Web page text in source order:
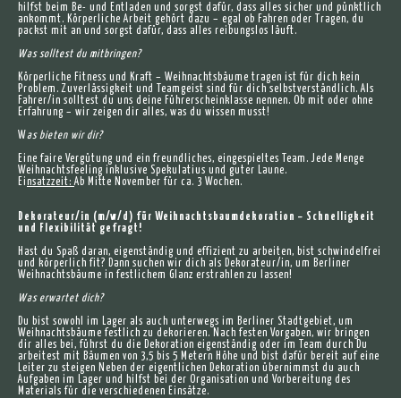
hilfst beim Be- und Entladen und sorgst dafür, dass alles sicher und pünktlich
ankommt. Körperliche Arbeit gehört dazu – egal ob Fahren oder Tragen, du
packst mit an und sorgst dafür, dass alles reibungslos läuft.
Was solltest du mitbringen?
Körperliche Fitness und Kraft – Weihnachtsbäume tragen ist für dich kein
Problem. Zuverlässigkeit und Teamgeist sind für dich selbstverständlich. Als
Fahrer/in solltest du uns deine Führerscheinklasse nennen. Ob mit oder ohne
Erfahrung – wir zeigen dir alles, was du wissen musst!
Was bieten wir dir?
Eine faire Vergütung und ein freundliches, eingespieltes Team. Jede Menge
Weihnachtsfeeling inklusive Spekulatius und guter Laune.
Einsatzzeit:Ab Mitte November für ca. 3 Wochen.
Dekorateur/in (m/w/d) für Weihnachtsbaumdekoration – Schnelligkeit
und Flexibilität gefragt!
Hast du Spaß daran, eigenständig und effizient zu arbeiten, bist schwindelfrei
und körperlich fit? Dann suchen wir dich als Dekorateur/in, um Berliner
Weihnachtsbäume in festlichem Glanz erstrahlen zu lassen!
Was erwartet dich?
Du bist sowohl im Lager als auch unterwegs im Berliner Stadtgebiet, um
Weihnachtsbäume festlich zu dekorieren. Nach festen Vorgaben, wir bringen
dir alles bei, führst du die Dekoration eigenständig oder im Team durch Du
arbeitest mit Bäumen von 3,5 bis 5 Metern Höhe und bist dafür bereit auf eine
Leiter zu steigen Neben der eigentlichen Dekoration übernimmst du auch
Aufgaben im Lager und hilfst bei der Organisation und Vorbereitung des
Materials für die verschiedenen Einsätze.